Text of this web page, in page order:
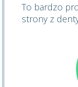
To bardzo
strony z